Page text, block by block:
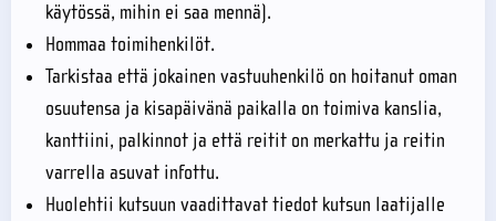
käytössä, mihin ei saa mennä).
Hommaa toimihenkilöt.
Tarkistaa että jokainen vastuuhenkilö on hoitanut oman
osuutensa ja kisapäivänä paikalla on toimiva kanslia,
kanttiini, palkinnot ja että reitit on merkattu ja reitin
varrella asuvat infottu.
Huolehtii kutsuun vaadittavat tiedot kutsun laatijalle